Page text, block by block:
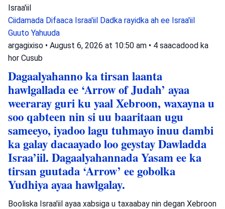
Israa'iil
Ciidamada Difaaca Israa'iil Dadka rayidka ah ee Israa'iil
Guuto Yahuuda
argagixiso • August 6, 2026 at 10:50 am • 4 saacadood ka
hor Cusub
Dagaalyahanno ka tirsan laanta
hawlgallada ee ‘Arrow of Judah’ ayaa
weeraray guri ku yaal Xebroon, waxayna u
soo qabteen nin si uu baaritaan ugu
sameeyo, iyadoo lagu tuhmayo inuu dambi
ka galay dacaayado loo geystay Dawladda
Israa’iil. Dagaalyahannada Yasam ee ka
tirsan guutada ‘Arrow’ ee gobolka
Yudhiya ayaa hawlgalay.
Booliska Israa'iil ayaa xabsiga u taxaabay nin degan Xebroon